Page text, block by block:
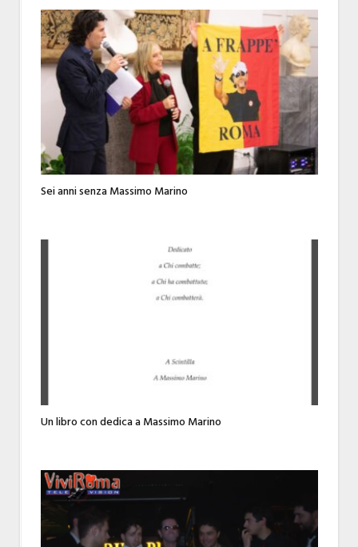
Sei anni senza Massimo Marino
Un libro con dedica a Massimo Marino